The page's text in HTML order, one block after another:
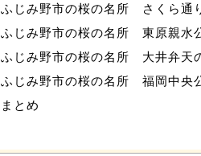
ふじみ野市の桜の名所 さくら通
ふじみ野市の桜の名所 東原親水
ふじみ野市の桜の名所 大井弁天
ふじみ野市の桜の名所 福岡中央
まとめ